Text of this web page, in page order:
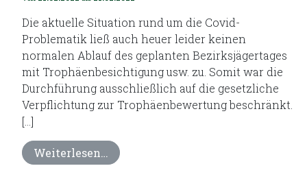
Die aktuelle Situation rund um die Covid-
Problematik ließ auch heuer leider keinen
normalen Ablauf des geplanten Bezirksjägertages
mit Trophäenbesichtigung usw. zu. Somit war die
Durchführung ausschließlich auf die gesetzliche
Verpflichtung zur Trophäenbewertung beschränkt.
[…]
Weiterlesen…